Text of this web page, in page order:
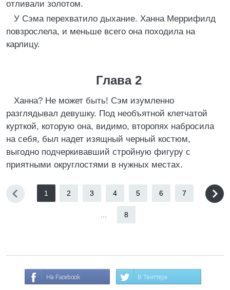
отливали золотом.
У Сэма перехватило дыхание. Ханна Меррифилд
повзрослела, и меньше всего она походила на
карлицу.
Глава 2
Ханна? Не может быть! Сэм изумленно
разглядывал девушку. Под необъятной клетчатой
курткой, которую она, видимо, второпях набросила
на себя, был надет изящный черный костюм,
выгодно подчеркивавший стройную фигуру с
приятными округлостями в нужных местах.
1 2 3 4 5 6 7
8
На Facebook В Твиттере